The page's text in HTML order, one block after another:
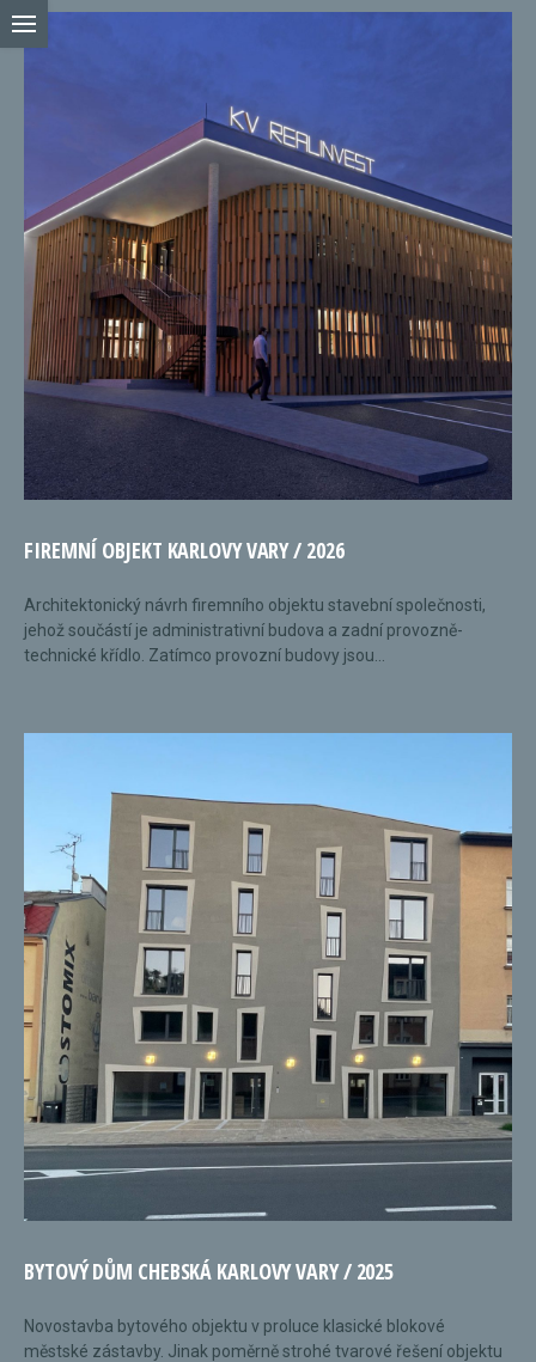
FIREMNÍ OBJEKT KARLOVY VARY / 2026
Architektonický návrh firemního objektu stavební společnosti,
jehož součástí je administrativní budova a zadní provozně-
technické křídlo. Zatímco provozní budovy jsou...
BYTOVÝ DŮM CHEBSKÁ KARLOVY VARY / 2025
Novostavba bytového objektu v proluce klasické blokové
městské zástavby. Jinak poměrně strohé tvarové řešení objektu